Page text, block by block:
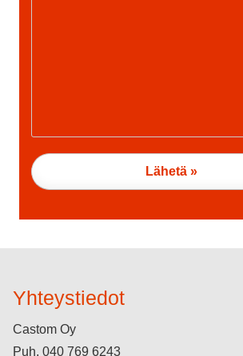
Yhteystiedot
Castom Oy
Puh. 040 769 6243